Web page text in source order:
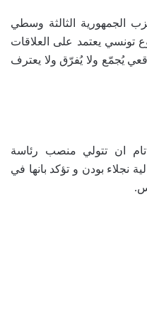
الجمهورية الثالثة وسطي
تونسي يعتمد على العلاقات
يُجمّع ولا يُفرّق ولا يعترف
ان تتولي منصب رئاسة
نجلاء بودن و تؤكد بانها في